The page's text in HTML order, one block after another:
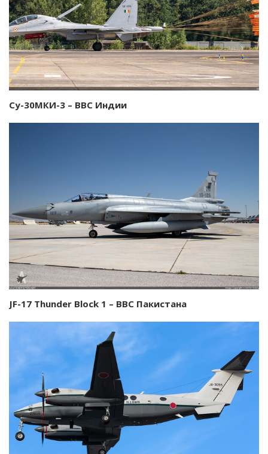
Су-30МКИ-3 – ВВС Индии
JF-17 Thunder Block 1 – ВВС Пакистана